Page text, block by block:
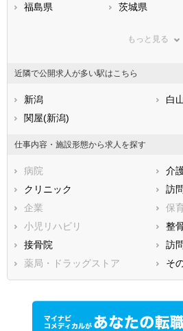
福島県
茨城県
神奈川県
石川県
福井県
静岡県
滋賀県
広島県
香川県
福岡県
熊本県
鹿児島県
もっと見る
近隣で公開求人が多い駅はこちら
新潟
白
関屋(新潟)
仕事内容・施設形態から求人を探す
病院
介
クリニック
訪
企業
保
小児リハビリ
整
接骨院
訪
薬局・ドラッグストア
そ